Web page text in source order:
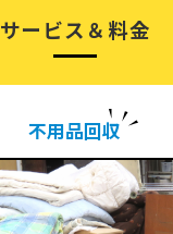
サービス＆料金
不用品回収